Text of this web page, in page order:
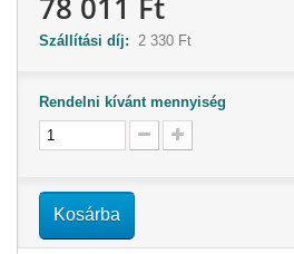
78 011 Ft
Szállítási díj: 2 330 Ft
Rendelni kívánt mennyiség
Kosárba